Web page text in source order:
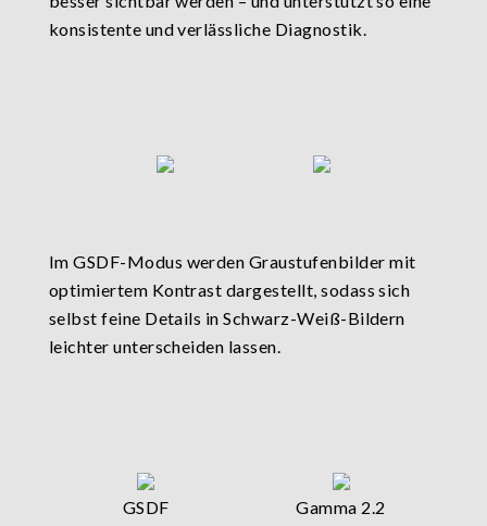
konsistente und verlässliche Diagnostik.
Im GSDF-Modus werden Graustufenbilder mit
optimiertem Kontrast dargestellt, sodass sich
selbst feine Details in Schwarz-Weiß-Bildern
leichter unterscheiden lassen.
GSDF Gamma 2.2